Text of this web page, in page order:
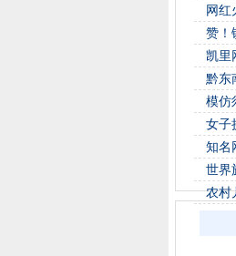
网红
赞！
凯里
黔东
模仿
女子
知名
世界
农村